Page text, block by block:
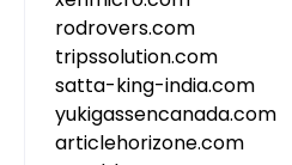
rodrovers.com
tripssolution.com
satta-king-india.com
yukigassencanada.com
articlehorizone.com